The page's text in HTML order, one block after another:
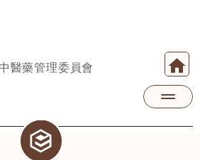
醫藥管理委員會
LIMITED Copyright 2026© All rights